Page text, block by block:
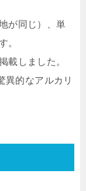
が同じ）、単
。
載しました。
異的なアルカリ